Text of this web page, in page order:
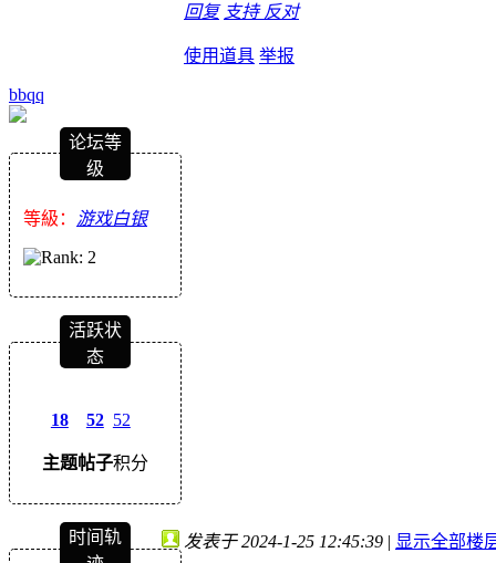
回复 支持 反对
使用道具 举报
bbqq
论坛等
级
等級： 游戏白银
活跃状
态
18
主题
52
帖子
52
积分
时间轨
发表于 2024-1-25 12:45:39 | 显示全部楼